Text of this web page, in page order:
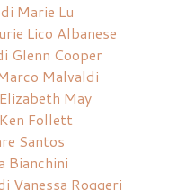
Marie Lu
Lico Albanese
Glenn Cooper
Malvaldi
May
Follett
Santos
Bianchini
Vanessa Roggeri